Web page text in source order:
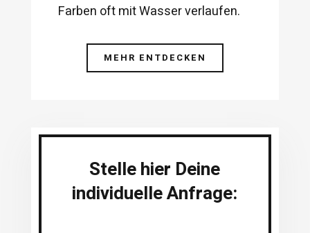
Farben oft mit Wasser verlaufen.
MEHR ENTDECKEN
Stelle hier Deine
individuelle Anfrage: